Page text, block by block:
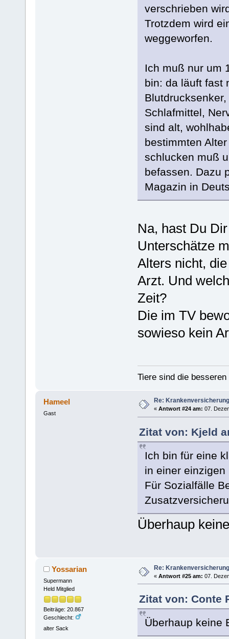
verschrieben
Trotzdem wird
weggeworfen.
Ich muß nur um
bin: da läuft fast
Schlafmittel,
sind alt,
bestimmten
schlucken muß
befassen. Dazu
Magazin in
Na, hast Du
Unterschätze
Alters nicht,
Arzt. Und
Zeit?
Die im TV
sowieso kein
Tiere sind die
Hameel
Gast
Re: Krankenversicherung
« Antwort #24 am: 07.
Zitat von: Kjeld
Ich bin für eine
in einer einzigen
Für Sozialfälle
Überhaup
Yossarian
Supermann
Held Mitglied
Beiträge: 20.867
Geschlecht:
alter Sack
Re: Krankenversicherung
« Antwort #25 am: 07.
Zitat von: Conte
Überhaup keine